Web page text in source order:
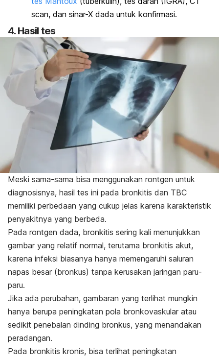
scan, dan sinar-X dada untuk konfirmasi.
4. Hasil tes
Meski sama-sama bisa menggunakan rontgen untuk
diagnosisnya, hasil tes ini pada bronkitis dan TBC
memiliki perbedaan yang cukup jelas karena karakteristik
penyakitnya yang berbeda.
Pada rontgen dada, bronkitis sering kali menunjukkan
gambar yang relatif normal, terutama bronkitis akut,
karena infeksi biasanya hanya memengaruhi saluran
napas besar (bronkus) tanpa kerusakan jaringan paru-
paru.
Jika ada perubahan, gambaran yang terlihat mungkin
hanya berupa peningkatan pola bronkovaskular atau
sedikit penebalan dinding bronkus, yang menandakan
peradangan.
Pada bronkitis kronis, bisa terlihat peningkatan